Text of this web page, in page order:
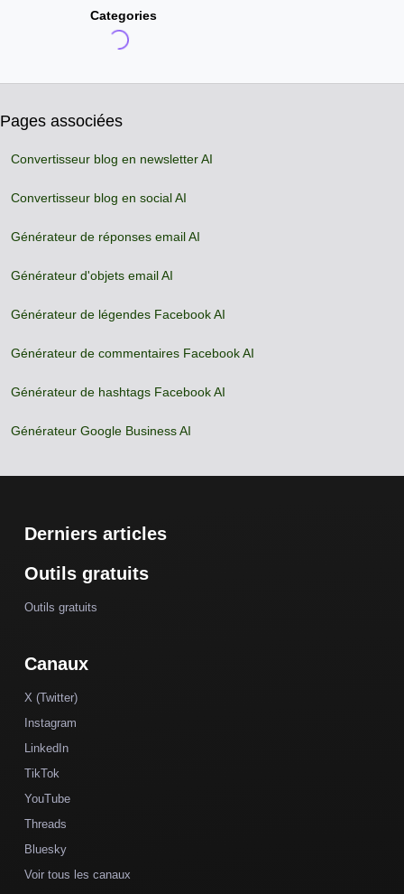
Categories
Pages associées
Convertisseur blog en newsletter AI
Convertisseur blog en social AI
Générateur de réponses email AI
Générateur d'objets email AI
Générateur de légendes Facebook AI
Générateur de commentaires Facebook AI
Générateur de hashtags Facebook AI
Générateur Google Business AI
Derniers articles
Outils gratuits
Outils gratuits
Canaux
X (Twitter)
Instagram
LinkedIn
TikTok
YouTube
Threads
Bluesky
Voir tous les canaux